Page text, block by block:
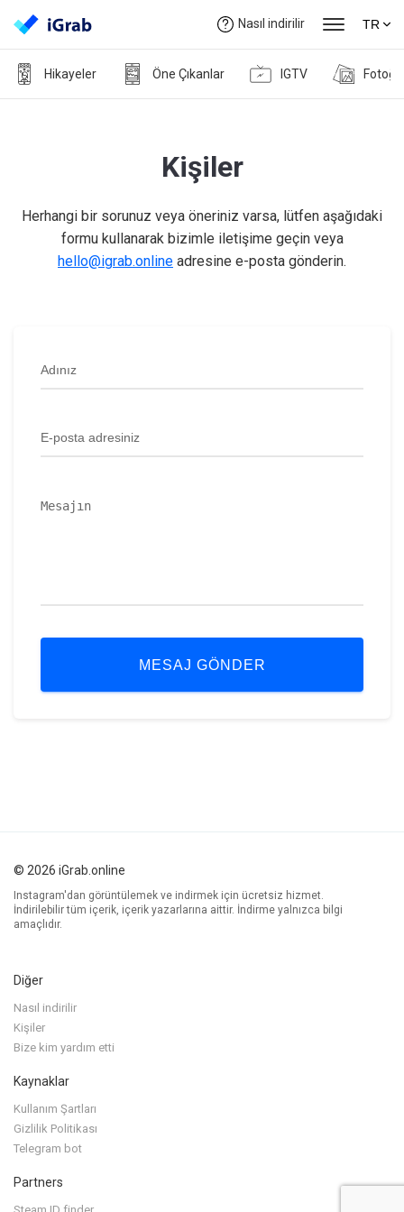
Nasıl indirilir TR
Hikayeler Öne Çıkanlar IGTV
Kişiler
Herhangi bir sorunuz veya öneriniz varsa, lütfen aşağıdaki
formu kullanarak bizimle iletişime geçin veya
hello@igrab.online adresine e-posta gönderin.
MESAJ GÖNDER
© 2026 iGrab.online
Instagram'dan görüntülemek ve indirmek için ücretsiz hizmet.
İndirilebilir tüm içerik, içerik yazarlarına aittir. İndirme yalnızca bilgi
amaçlıdır.
Diğer
Nasıl indirilir
Kişiler
Bize kim yardım etti
Kaynaklar
Kullanım Şartları
Gizlilik Politikası
Telegram bot
Partners